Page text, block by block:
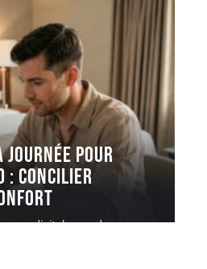
journée pour
: concilier
pour digital nomad ne se